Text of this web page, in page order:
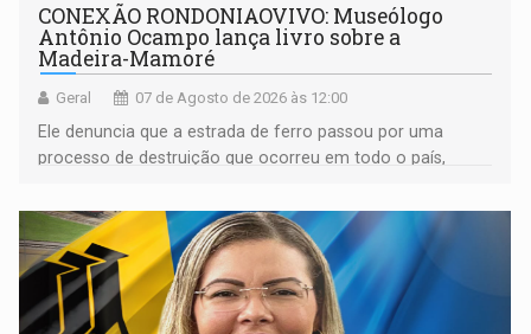
CONEXÃO RONDONIAOVIVO: Museólogo
Antônio Ocampo lança livro sobre a
Madeira-Mamoré
Geral 07 de Agosto de 2026 às 12:00
Ele denuncia que a estrada de ferro passou por uma
processo de destruição que ocorreu em todo o país,